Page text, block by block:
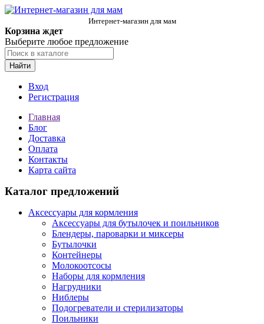
Интернет-магазин для мам
Корзина ждет
Выберите любое предложение
Найти
Вход
Регистрация
Главная
Блог
Доставка
Оплата
Контакты
Карта сайта
Каталог предложений
Аксессуары для кормления
Аксессуары для бутылочек и поильников
Блендеры, пароварки и миксеры
Бутылочки
Контейнеры
Молокоотсосы
Наборы для кормления
Нагрудники
Ниблеры
Подогреватели и стерилизаторы
Поильники